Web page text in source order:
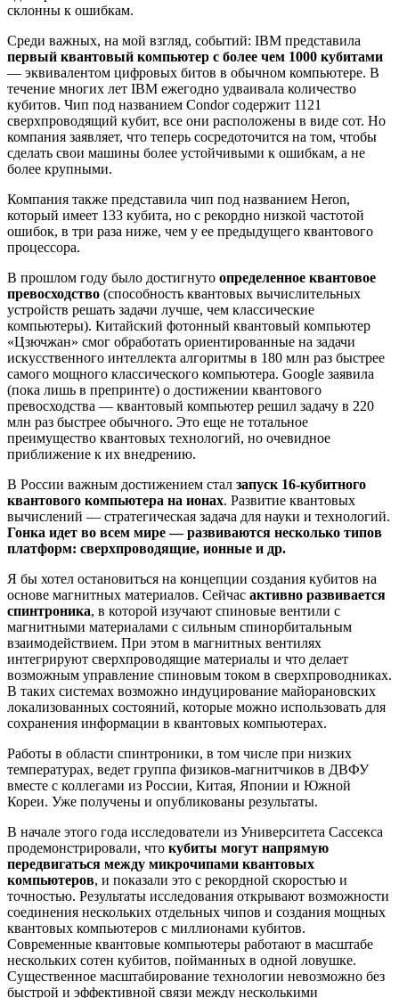
склонны к ошибкам.
Среди важных, на мой взгляд, событий: IBM представила
первый квантовый компьютер с более чем 1000 кубитами
— эквивалентом цифровых битов в обычном компьютере. В
течение многих лет IBM ежегодно удваивала количество
кубитов. Чип под названием Condor содержит 1121
сверхпроводящий кубит, все они расположены в виде сот. Но
компания заявляет, что теперь сосредоточится на том, чтобы
сделать свои машины более устойчивыми к ошибкам, а не
более крупными.
Компания также представила чип под названием Heron,
который имеет 133 кубита, но с рекордно низкой частотой
ошибок, в три раза ниже, чем у ее предыдущего квантового
процессора.
В прошлом году было достигнуто определенное квантовое
превосходство (способность квантовых вычислительных
устройств решать задачи лучше, чем классические
компьютеры). Китайский фотонный квантовый компьютер
«Цзючжан» смог обработать ориентированные на задачи
искусственного интеллекта алгоритмы в 180 млн раз быстрее
самого мощного классического компьютера. Google заявила
(пока лишь в препринте) о достижении квантового
превосходства — квантовый компьютер решил задачу в 220
млн раз быстрее обычного. Это еще не тотальное
преимущество квантовых технологий, но очевидное
приближение к их внедрению.
В России важным достижением стал запуск 16-кубитного
квантового компьютера на ионах. Развитие квантовых
вычислений — стратегическая задача для науки и технологий.
Гонка идет во всем мире — развиваются несколько типов
платформ: сверхпроводящие, ионные и др.
Я бы хотел остановиться на концепции создания кубитов на
основе магнитных материалов. Сейчас активно развивается
спинтроника, в которой изучают спиновые вентили с
магнитными материалами с сильным спинорбитальным
взаимодействием. При этом в магнитных вентилях
интегрируют сверхпроводящие материалы и что делает
возможным управление спиновым током в сверхпроводниках.
В таких системах возможно индуцирование майорановских
локализованных состояний, которые можно использовать для
сохранения информации в квантовых компьютерах.
Работы в области спинтроники, в том числе при низких
температурах, ведет группа физиков-магнитчиков в ДВФУ
вместе с коллегами из России, Китая, Японии и Южной
Кореи. Уже получены и опубликованы результаты.
В начале этого года исследователи из Университета Сассекса
продемонстрировали, что кубиты могут напрямую
передвигаться между микрочипами квантовых
компьютеров, и показали это с рекордной скоростью и
точностью. Результаты исследования открывают возможности
соединения нескольких отдельных чипов и создания мощных
квантовых компьютеров с миллионами кубитов.
Современные квантовые компьютеры работают в масштабе
нескольких сотен кубитов, пойманных в одной ловушке.
Существенное масштабирование технологии невозможно без
быстрой и эффективной связи между несколькими